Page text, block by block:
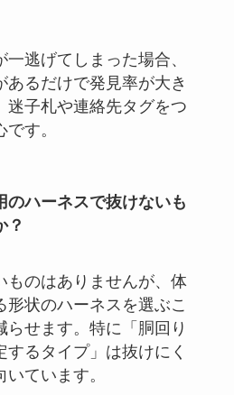
逃げてしまった場合、
あるだけで発見率が大き
迷子札や連絡先タグをつ
す。
のハーネスで抜けないも
？
ものはありませんが、体
形状のハーネスを選ぶこ
らせます。特に「胴回り
するタイプ」は抜けにく
ています。